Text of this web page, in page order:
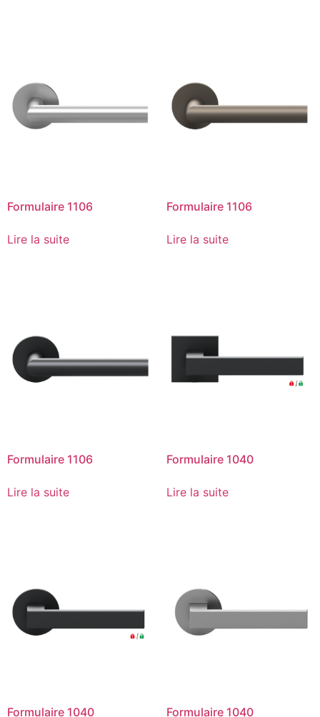
Formulaire 1106
Lire la suite
Formulaire 1106
Lire la suite
Formulaire 1106
Lire la suite
Formulaire 1040
Lire la suite
Formulaire 1040 Formulaire 1040